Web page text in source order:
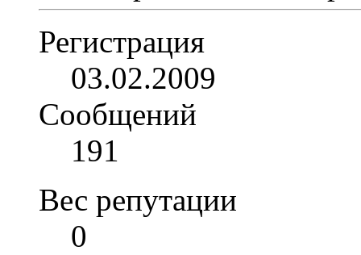
Регистрация
03.02.2009
Сообщений
191
Вес репутации
0